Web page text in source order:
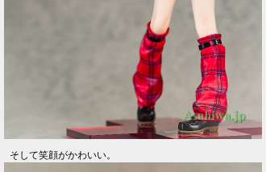
そして笑顔がかわいい。